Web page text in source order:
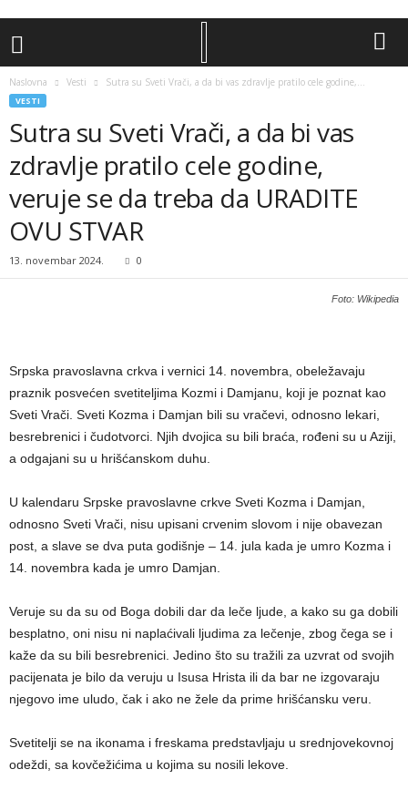
Naslovna Vesti Sutra su Sveti Vrači, a da bi vas zdravlje pratilo cele godine,...
VESTI
Sutra su Sveti Vrači, a da bi vas
zdravlje pratilo cele godine,
veruje se da treba da URADITE
OVU STVAR
13. novembar 2024. 0
Foto: Wikipedia
Srpska pravoslavna crkva i vernici 14. novembra, obeležavaju
praznik posvećen svetiteljima Kozmi i Damjanu, koji je poznat kao
Sveti Vrači. Sveti Kozma i Damjan bili su vračevi, odnosno lekari,
besrebrenici i čudotvorci. Njih dvojica su bili braća, rođeni su u Aziji,
a odgajani su u hrišćanskom duhu.
U kalendaru Srpske pravoslavne crkve Sveti Kozma i Damjan,
odnosno Sveti Vrači, nisu upisani crvenim slovom i nije obavezan
post, a slave se dva puta godišnje – 14. jula kada je umro Kozma i
14. novembra kada je umro Damjan.
Veruje su da su od Boga dobili dar da leče ljude, a kako su ga dobili
besplatno, oni nisu ni naplaćivali ljudima za lečenje, zbog čega se i
kaže da su bili besrebrenici. Jedino što su tražili za uzvrat od svojih
pacijenata je bilo da veruju u Isusa Hrista ili da bar ne izgovaraju
njegovo ime uludo, čak i ako ne žele da prime hrišćansku veru.
Svetitelji se na ikonama i freskama predstavljaju u srednjovekovnoj
odeždi, sa kovčežićima u kojima su nosili lekove.